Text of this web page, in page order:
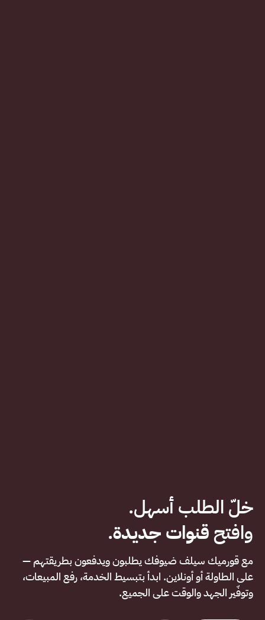
وافتحقنوات جديدة.
مع قورميك سيلف ضيوفك يطلبون ويدفعون بطريقتهم —
على الطاولة أو أونلاين. ابدأ بتبسيط الخدمة، رفع المبيعات،
وتوفّير الجهد والوقت على الجميع.